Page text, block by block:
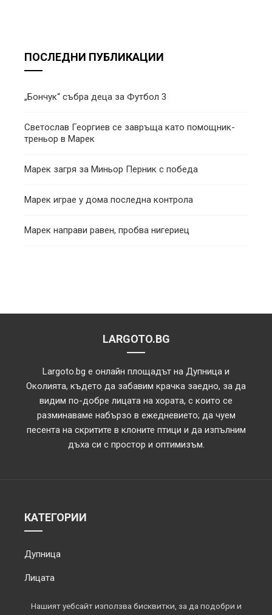
Нашият уебсайт използва бисквитки, за да подобри и
ПОСЛЕДНИ ПУБЛИКАЦИИ
„Бончук“ събра деца за Футбол 3
Светослав Георгиев се завръща като помощник-
треньор в Марек
Марек загря за Миньор Перник с победа
Марек играе у дома последна контрола
Марек направи равен, пробва нигериец
LARGOTO.BG
Largoto.bg е онлайн площадът на Дупница и
Околията, където да забавим крачка заедно, за да
видим по-добре лицата на хората, с които се
разминаваме набързо в ежедневието; да чуем
песента на скритите в клоните птици и да изпълним
дъха си с простор и оптимизъм.
КАТЕГОРИИ
Дупница
Лицата
Обектив